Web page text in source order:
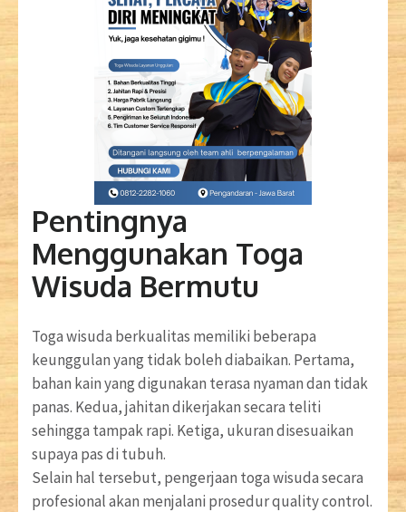
Pentingnya
Menggunakan Toga
Wisuda Bermutu
Toga wisuda berkualitas memiliki beberapa
keunggulan yang tidak boleh diabaikan. Pertama,
bahan kain yang digunakan terasa nyaman dan tidak
panas. Kedua, jahitan dikerjakan secara teliti
sehingga tampak rapi. Ketiga, ukuran disesuaikan
supaya pas di tubuh.
Selain hal tersebut, pengerjaan toga wisuda secara
profesional akan menjalani prosedur quality control.